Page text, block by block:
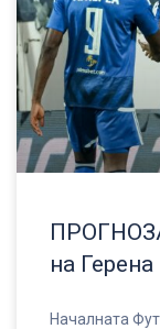
на Герена
Началната